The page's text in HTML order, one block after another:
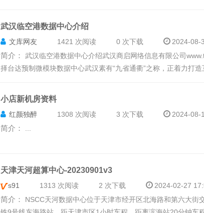
武汉临空港数据中心介绍
文库网友 1421 次阅读 0 次下载 2024-08-
简介：
武汉临空港数据中心介绍武汉商启网络信息有限公司
择台达预制微模块数据中心武汉素有“九省通衢”之称，正着力打造
小店新机房资料
红颜独醉 1308 次阅读 3 次下载 2024-08-
简介：
天津天河超算中心-20230901v3
s91 1313 次阅读 2 次下载 2024-02-27
简介：
NSCC天河数据中心位于天津市经开区北海路和第六大